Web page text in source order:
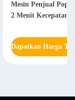
Mesin Penjual
2 Menit Kecepatan
Dapatkan Harga